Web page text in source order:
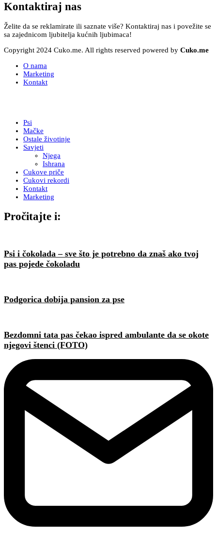
Kontaktiraj nas
Želite da se reklamirate ili saznate više? Kontaktiraj nas i povežite se
sa zajednicom ljubitelja kućnih ljubimaca!
Copyright 2024 Cuko.me. All rights reserved powered by Cuko.me
O nama
Marketing
Kontakt
Psi
Mačke
Ostale životinje
Savjeti
Njega
Ishrana
Cukove priče
Cukovi rekordi
Kontakt
Marketing
Pročitajte i:
Psi i čokolada – sve što je potrebno da znaš ako tvoj
pas pojede čokoladu
Podgorica dobija pansion za pse
Bezdomni tata pas čekao ispred ambulante da se okote
njegovi štenci (FOTO)